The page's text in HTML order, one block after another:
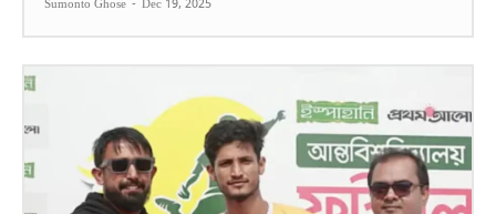
Sumonto Ghose - Dec 19, 2025